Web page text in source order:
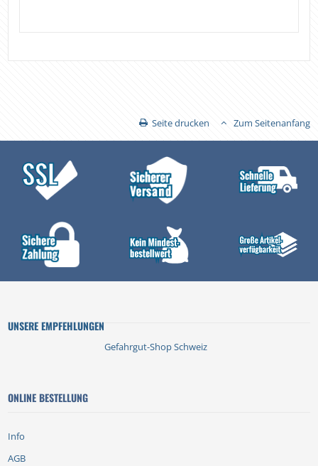
Seite drucken Zum Seitenanfang
UNSERE EMPFEHLUNGEN
Gefahrgut-Shop Schweiz
ONLINE BESTELLUNG
Info
AGB